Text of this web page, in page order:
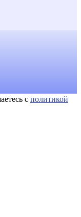
с политикой